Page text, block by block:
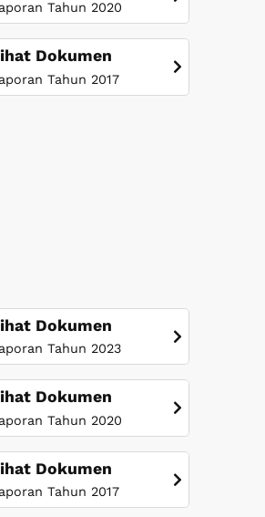
Tahun 2020
Dokumen
Tahun 2017
Dokumen
Tahun 2023
Dokumen
Tahun 2020
Dokumen
Tahun 2017